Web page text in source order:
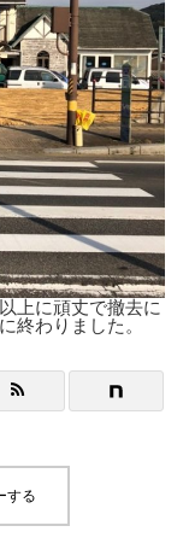
上に頑丈で撤去に
終わりました。
する